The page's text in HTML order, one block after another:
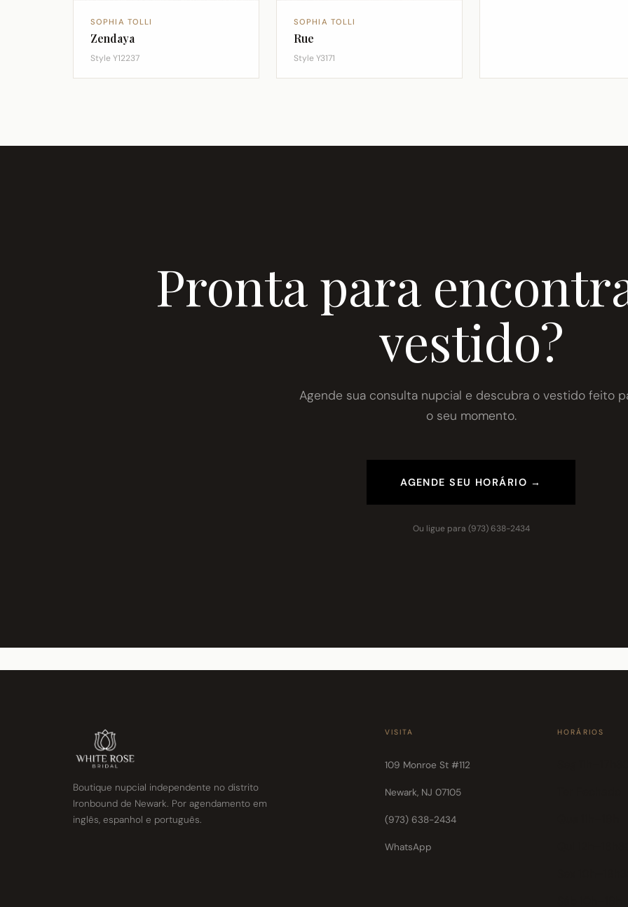
SOPHIA TOLLI
Zendaya
Style Y12237
SOPHIA TOLLI
Rue
Style Y3171
Pronta para
vestido?
Agende sua consulta nupcial e descubra o vestido feito
o seu momento.
AGENDE SEU HORÁRIO →
Ou ligue para (973) 638-2434
Boutique nupcial independente no distrito
Ironbound de Newark. Por agendamento em
inglês, espanhol e português.
VISITA
109 Monroe St #112
Newark, NJ 07105
(973) 638-2434
WhatsApp
HORÁRIOS